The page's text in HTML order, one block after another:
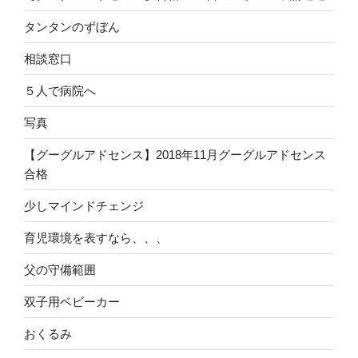
タンタンのずぼん
相談窓口
５人で病院へ
写真
【グーグルアドセンス】2018年11月グーグルアドセンス
合格
少しマインドチェンジ
育児環境を表すなら、、、
父の守備範囲
双子用ベビーカー
おくるみ